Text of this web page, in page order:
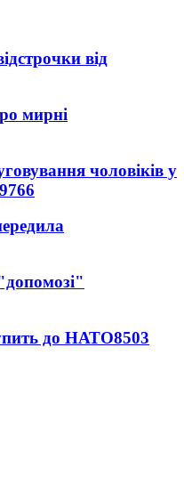
від
мирні
чоловіків у
9766
до НАТО8503